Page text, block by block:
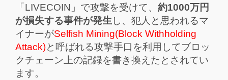
「LIVECOIN」で攻撃を受けて、 約1000万円
が損失する事件が発生 し、犯人と思われるマ
イナーがSelfish Mining(Block Withholding
Attack)と呼ばれる攻撃手口を利用してブロッ
クチェーン上の記録を書き換えたとされてい
ます。